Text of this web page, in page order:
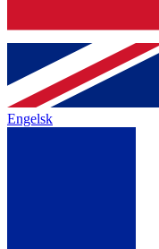
Engelsk